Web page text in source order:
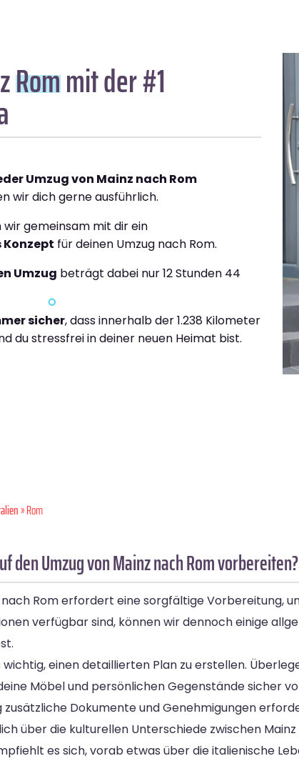
Rommit der #1
Umzug von Mainz nach Rom
wir dich gerne ausführlich.
gemeinsam mit dir ein
für deinen Umzug nach Rom.
Umzug beträgt dabei nur 12 Stunden 44
sicher, dass innerhalb der 1.238 Kilometer
du stressfrei in deiner neuen Heimat bist.
» Rom
den Umzug von Mainz nach Rom vorbereiten?
Rom erfordert eine sorgfältige Vorbereitung,
verfügbar sind, können wir dennoch einige
einen detaillierten Plan zu erstellen.
Möbel und persönlichen Gegenstände sicher
Dokumente und Genehmigungen
über die kulturellen Unterschiede zwischen
es sich, vorab etwas über die italienische